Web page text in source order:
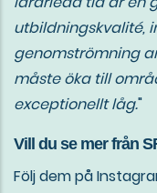
utbildningskvalité,
genomströmning
måste öka till
exceptionellt låg."
Vill du se mer från
Följ dem på